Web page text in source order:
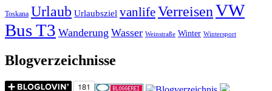
Toskana Urlaub Urlaubsziel vanlifeVerreisenVW
Bus T3 Wanderung Wasser Weinstraße Winter Wintersport
Blogverzeichnisse